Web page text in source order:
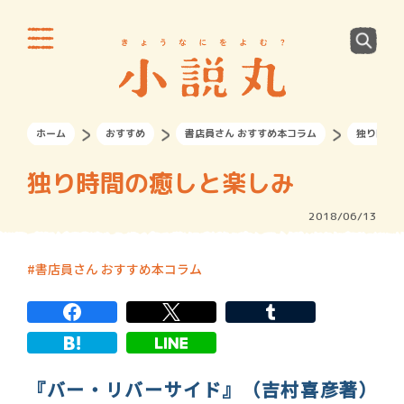
ホーム おすすめ 書店員さん おすすめ本コラム 独り時間
独り時間の癒しと楽しみ
2018/06/13
書店員さん おすすめ本コラム
『バー・リバーサイド』（吉村喜彦著）